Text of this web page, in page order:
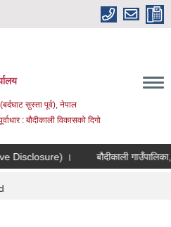
सुस्ता पूर्व), नेपाल
: बौदीकाली विकासको दिगो
।
बौदीकाली गाउँपालिका,